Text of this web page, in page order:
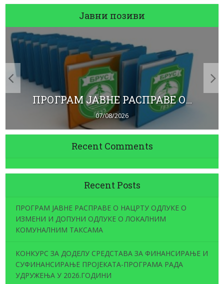
Јавни позиви
ПРОГРАМ ЈАВНЕ РАСПРАВЕ О...
07/08/2026
Recent Comments
Recent Posts
ПРОГРАМ ЈАВНЕ РАСПРАВЕ О НАЦРТУ ОДЛУКЕ О
ИЗМЕНИ И ДОПУНИ ОДЛУКЕ О ЛОКАЛНИМ
КОМУНАЛНИМ ТАКСАМА
КОНКУРС ЗА ДОДЕЛУ СРЕДСТАВА ЗА ФИНАНСИРАЊЕ И
СУФИНАНСИРАЊЕ ПРОЈЕКАТА-ПРОГРАМА РАДА
УДРУЖЕЊА У 2026.ГОДИНИ